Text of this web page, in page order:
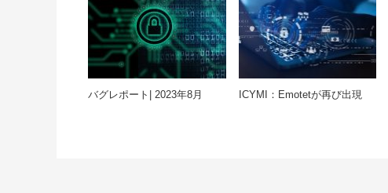
バグレポート| 2023年8月 ICYMI：Emotetが再び出現